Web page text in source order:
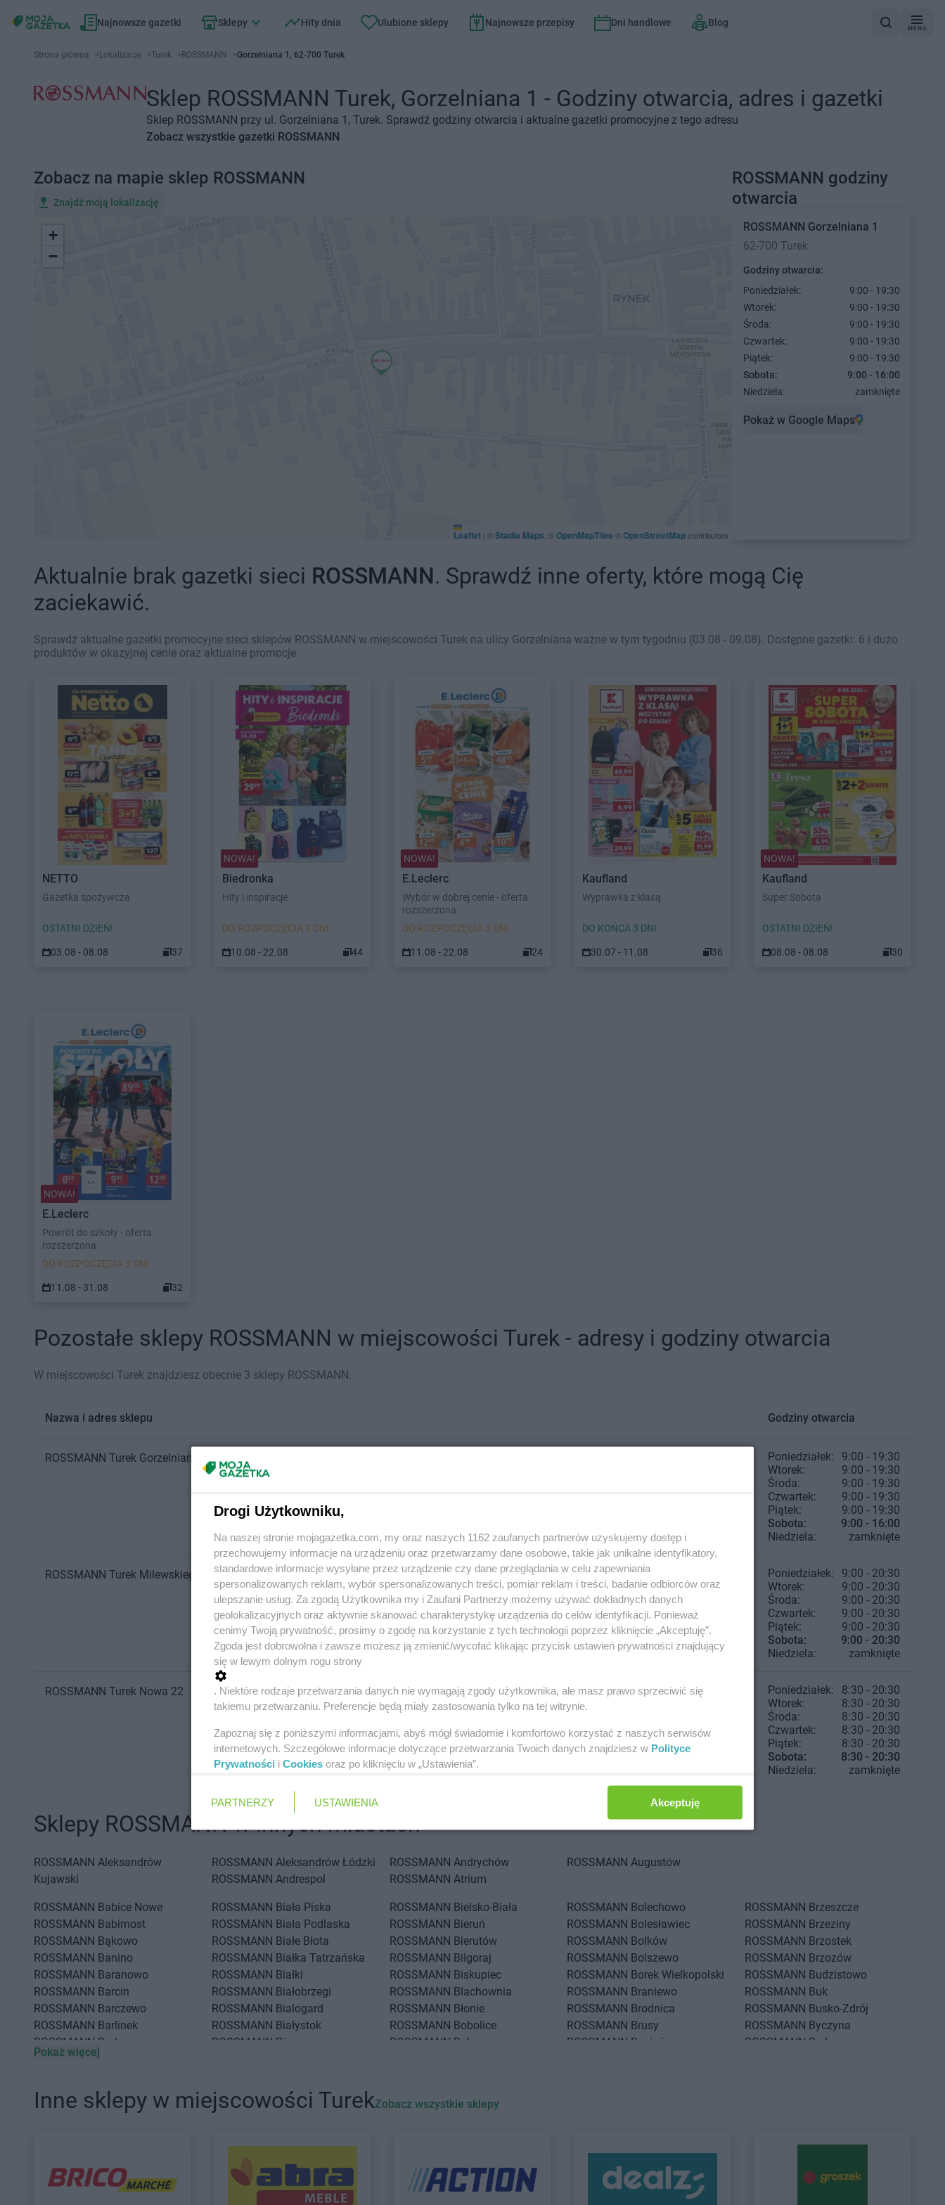
Najnowsze gazetki Sklepy Hity dnia Ulubione sklepy Najnowsze przepisy Dni handlowe Blog
MENU
Strona główna >Lokalizacje >Turek >ROSSMANN >Gorzelniana 1, 62-700 Turek
Sklep ROSSMANN Turek, Gorzelniana 1 - Godziny otwarcia, adres i gazetki
Sklep ROSSMANN przy ul. Gorzelniana 1, Turek. Sprawdź godziny otwarcia i aktualne gazetki promocyjne z tego adresu
Zobacz wszystkie gazetki ROSSMANN
ROSSMANN godziny
otwarcia
ROSSMANN Gorzelniana 1
62-700 Turek
Godziny otwarcia:
Poniedziałek:
9:00 - 19:30
Wtorek:
9:00 - 19:30
Środa:
9:00 - 19:30
Czwartek:
9:00 - 19:30
Piątek:
9:00 - 19:30
Sobota:
9:00 - 16:00
Niedziela:
zamknięte
Pokaż w Google Maps
Zobacz na mapie sklep ROSSMANN
Znajdź moją lokalizację
+
−
Leaflet | ©Stadia Maps , ©OpenMapTiles ©OpenStreetMapcontributors
Aktualnie brak gazetki sieci ROSSMANN. Sprawdź inne oferty, które mogą Cię
zaciekawić.
Sprawdź aktualne gazetki promocyjne sieci sklepów ROSSMANN w miejscowości Turek na ulicy Gorzelniana ważne w tym tygodniu (03.08 - 09.08). Dostępne gazetki: 6 i dużo
produktów w okazyjnej cenie oraz aktualne promocje.
NETTO
Gazetka spożywcza
OSTATNI DZIEŃ!
03.08 - 08.08 37
NOWA!
Biedronka
Hity i inspiracje
DO ROZPOCZĘCIA 2 DNI
10.08 - 22.08 44
NOWA!
E.Leclerc
Wybór w dobrej cenie - oferta
rozszerzona
DO ROZPOCZĘCIA 3 DNI
11.08 - 22.08 24
Kaufland
Wyprawka z klasą
DO KOŃCA 3 DNI
30.07 - 11.08 36
NOWA!
Kaufland
Super Sobota
OSTATNI DZIEŃ!
08.08 - 08.08 30
NOWA!
E.Leclerc
Powrót do szkoły - oferta
rozszerzona
DO ROZPOCZĘCIA 3 DNI
11.08 - 31.08 32
Pozostałe sklepy ROSSMANN w miejscowości Turek - adresy i godziny otwarcia
W miejscowości Turek znajdziesz obecnie 3 sklepy ROSSMANN.
Nazwa i adres sklepu Godziny otwarcia
ROSSMANN Turek Gorzelniana 1 Poniedziałek:
9:00 - 19:30
Wtorek:
9:00 - 19:30
Środa:
9:00 - 19:30
Czwartek:
9:00 - 19:30
Piątek:
9:00 - 19:30
Sobota:
9:00 - 16:00
Niedziela:
zamknięte
ROSSMANN Turek Milewskiego 7 Poniedziałek:
9:00 - 20:30
Wtorek:
9:00 - 20:30
Środa:
9:00 - 20:30
Czwartek:
9:00 - 20:30
Piątek:
9:00 - 20:30
Sobota:
9:00 - 20:30
Niedziela:
zamknięte
ROSSMANN Turek Nowa 22 Poniedziałek:
8:30 - 20:30
Wtorek:
8:30 - 20:30
Środa:
8:30 - 20:30
Czwartek:
8:30 - 20:30
Piątek:
8:30 - 20:30
Sobota:
8:30 - 20:30
Niedziela:
zamknięte
Sklepy ROSSMANN w innych miastach
ROSSMANN Aleksandrów
Kujawski
ROSSMANN Aleksandrów Łódzki
ROSSMANN Andrespol
ROSSMANN Andrychów
ROSSMANN Atrium
ROSSMANN Augustów
ROSSMANN Babice Nowe
ROSSMANN Babimost
ROSSMANN Bąkowo
ROSSMANN Banino
ROSSMANN Baranowo
ROSSMANN Barcin
ROSSMANN Barczewo
ROSSMANN Barlinek
ROSSMANN Bartoszyce
ROSSMANN Barwice
ROSSMANN Bełchatów
ROSSMANN Bełżyce
ROSSMANN Biała Piska
ROSSMANN Biała Podlaska
ROSSMANN Białe Błota
ROSSMANN Białka Tatrzańska
ROSSMANN Białki
ROSSMANN Białobrzegi
ROSSMANN Bialogard
ROSSMANN Białystok
ROSSMANN Biecz
ROSSMANN Bielawa
ROSSMANN Bielsk Podlaski
ROSSMANN Bielsko-Biała
ROSSMANN Bieruń
ROSSMANN Bierutów
ROSSMANN Biłgoraj
ROSSMANN Biskupiec
ROSSMANN Blachownia
ROSSMANN Błonie
ROSSMANN Bobolice
ROSSMANN Bobowa
ROSSMANN Boguszów-Gorce
ROSSMANN Bolechowo
ROSSMANN Bolesławiec
ROSSMANN Bolków
ROSSMANN Bolszewo
ROSSMANN Borek Wielkopolski
ROSSMANN Braniewo
ROSSMANN Brodnica
ROSSMANN Brusy
ROSSMANN Brwinów
ROSSMANN Brzeszcze
ROSSMANN Brzeziny
ROSSMANN Brzostek
ROSSMANN Brzozów
ROSSMANN Budzistowo
ROSSMANN Buk
ROSSMANN Busko-Zdrój
ROSSMANN Byczyna
ROSSMANN Bydgoszcz
ROSSMANN Chełmek
ROSSMANN Chełmno
ROSSMANN
ROSSMANN Chojnice
ROSSMANN Chojnów
ROSSMANN Ciechanowiec
ROSSMANN Ciechocinek
ROSSMANN Czarnków
ROSSMANN Czchów
ROSSMANN Czechowice-
ROSSMANN Czerwionka-
Pokaż więcej
Inne sklepy w miejscowości TurekZobacz wszystkie sklepy
Drogi Użytkowniku,
Na naszej stronie mojagazetka.com, my oraz naszych 1162 zaufanych partnerów uzyskujemy dostęp i
przechowujemy informacje na urządzeniu oraz przetwarzamy dane osobowe, takie jak unikalne identyfikatory,
standardowe informacje wysyłane przez urządzenie czy dane przeglądania w celu zapewniania
spersonalizowanych reklam, wybór spersonalizowanych treści, pomiar reklam i treści, badanie odbiorców oraz
ulepszanie usług. Za zgodą Użytkownika my i Zaufani Partnerzy możemy używać dokładnych danych
geolokalizacyjnych oraz aktywnie skanować charakterystykę urządzenia do celów identyfikacji. Ponieważ
cenimy Twoją prywatność, prosimy o zgodę na korzystanie z tych technologii poprzez kliknięcie „Akceptuję”.
Zgoda jest dobrowolna i zawsze możesz ją zmienić/wycofać klikając przycisk ustawień prywatności znajdujący
się w lewym dolnym rogu strony
. Niektóre rodzaje przetwarzania danych nie wymagają zgody użytkownika, ale masz prawo sprzeciwić się
takiemu przetwarzaniu. Preferencje będą miały zastosowania tylko na tej witrynie.
Zapoznaj się z poniższymi informacjami, abyś mógł świadomie i komfortowo korzystać z naszych serwisów
internetowych. Szczegółowe informacje dotyczące przetwarzania Twoich danych znajdziesz w Polityce
Prywatności i Cookies oraz po kliknięciu w „Ustawienia”.
PARTNERZY USTAWIENIA Akceptuję